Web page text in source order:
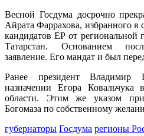
Весной Госдума досрочно
Айрата Фаррахова, избранного в
кандидатов ЕР от
Татарстан. Основанием
заявление. Его мандат и был
Ранее президент Владимир
назначении Егора Ковальчука
области. Этим же указом
Богомаза по собственному
губернаторы Госдума регионы